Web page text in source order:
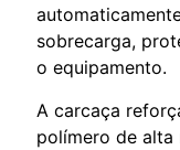
sobrecarga,
o equipamento.
A carcaça
polímero de alta